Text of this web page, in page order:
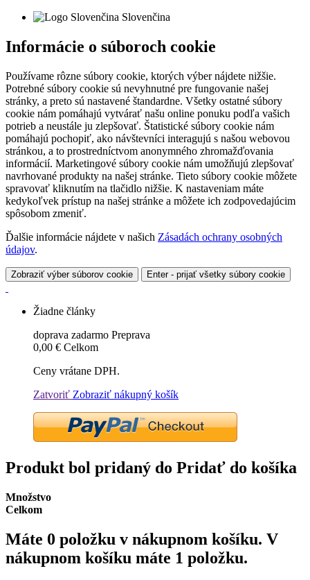
Slovenčina
Informácie o súboroch cookie
Používame rôzne súbory cookie, ktorých výber nájdete nižšie.
Potrebné súbory cookie sú nevyhnutné pre fungovanie našej
stránky, a preto sú nastavené štandardne. Všetky ostatné súbory
cookie nám pomáhajú vytvárať našu online ponuku podľa vašich
potrieb a neustále ju zlepšovať. Štatistické súbory cookie nám
pomáhajú pochopiť, ako návštevníci interagujú s našou webovou
stránkou, a to prostredníctvom anonymného zhromažďovania
informácií. Marketingové súbory cookie nám umožňujú zlepšovať
navrhované produkty na našej stránke. Tieto súbory cookie môžete
spravovať kliknutím na tlačidlo nižšie. K nastaveniam máte
kedykoľvek prístup na našej stránke a môžete ich zodpovedajúcim
spôsobom zmeniť.
Ďalšie informácie nájdete v našich Zásadách ochrany osobných
údajov.
Zobraziť výber súborov cookie Enter - prijať všetky súbory cookie
Žiadne články
doprava zadarmo Preprava
0,00 € Celkom
Ceny vrátane DPH.
Zatvoriť Zobraziť nákupný košík
Produkt bol pridaný do Pridať do košíka
Množstvo
Celkom
Máte 0 položku v nákupnom košíku. V
nákupnom košíku máte 1 položku.